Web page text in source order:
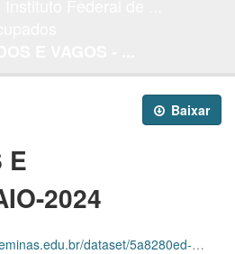
Baixar
E
2024
resource/3881f690-0ca6-496d-8618-f9704804384e/download/progep-cargos-e-vagas-maio2024.ods